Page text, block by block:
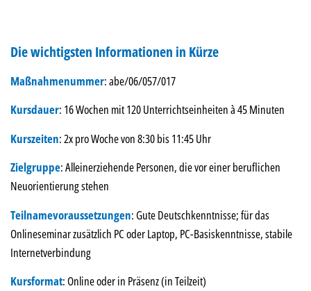
Die wichtigsten Informationen in Kürze
Maßnahmenummer: abe/06/057/017
Kursdauer: 16 Wochen mit 120 Unterrichtseinheiten à 45 Minuten
Kurszeiten: 2x pro Woche von 8:30 bis 11:45 Uhr
Zielgruppe: Alleinerziehende Personen, die vor einer beruflichen
Neuorientierung stehen
Teilnamevoraussetzungen: Gute Deutschkenntnisse; für das
Onlineseminar zusätzlich PC oder Laptop, PC-Basiskenntnisse, stabile
Internetverbindung
Kursformat: Online oder in Präsenz (in Teilzeit)